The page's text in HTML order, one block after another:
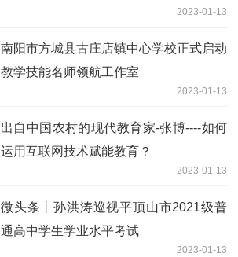
2023-01-13
南阳市方城县古庄店镇中心学校正式启动
教学技能名师领航工作室
2023-01-13
出自中国农村的现代教育家-张博----如何
运用互联网技术赋能教育？
2023-01-13
微头条丨孙洪涛巡视平顶山市2021级普
通高中学生学业水平考试
2023-01-13